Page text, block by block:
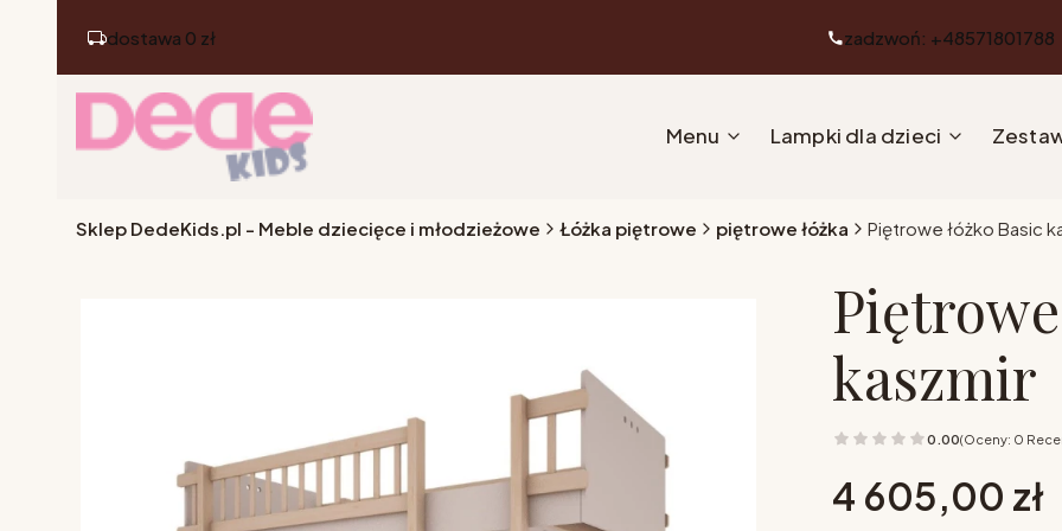
dostawa 0 zł zadzwoń: +48571801788
Menu Lampki dla dzieci
Sklep DedeKids.pl - Meble dziecięce i młodzieżowe Łóżka piętrowe piętrowe łóżka Piętrowe łóżko Basic
kaszmir
0.00(Oceny: 0
Cena
4 605,00 zł